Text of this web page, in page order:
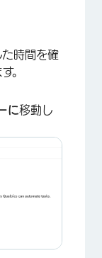
た時間を確
。
に移動し